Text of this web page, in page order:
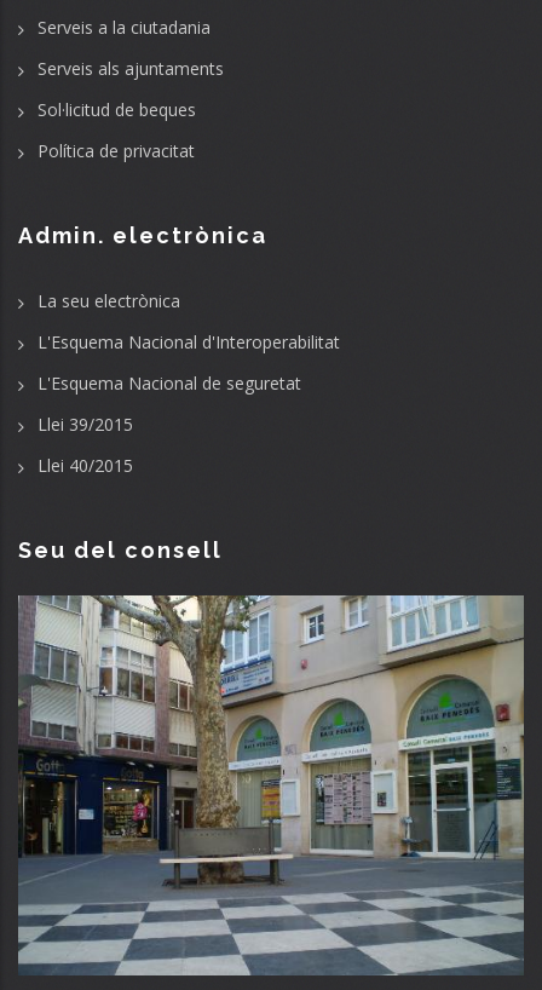
Serveis a la ciutadania
Serveis als ajuntaments
Sol·licitud de beques
Política de privacitat
Admin. electrònica
La seu electrònica
L'Esquema Nacional d'Interoperabilitat
L'Esquema Nacional de seguretat
Llei 39/2015
Llei 40/2015
Seu del consell